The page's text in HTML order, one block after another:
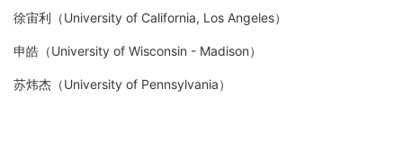
徐宙利（University of California, Los Angeles）
申皓（University of Wisconsin - Madison）
苏炜杰（University of Pennsylvania）